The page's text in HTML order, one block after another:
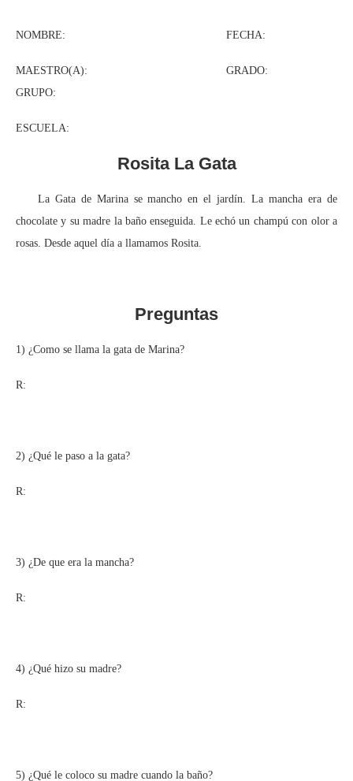
NOMBRE: FECHA:
MAESTRO(A): GRADO:
GRUPO:
ESCUELA:
Rosita La Gata
La Gata de Marina se mancho en el jardín. La mancha era de
chocolate y su madre la baño enseguida. Le echó un champú con olor a
rosas. Desde aquel día a llamamos Rosita.
Preguntas
1) ¿Como se llama la gata de Marina?
R:
2) ¿Qué le paso a la gata?
R:
3) ¿De que era la mancha?
R:
4) ¿Qué hizo su madre?
R:
5) ¿Qué le coloco su madre cuando la baño?